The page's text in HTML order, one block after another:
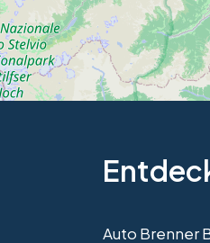
Auto Brenner